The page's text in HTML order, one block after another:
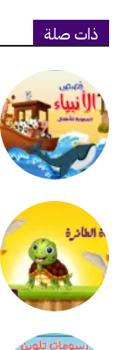
ذات صلة